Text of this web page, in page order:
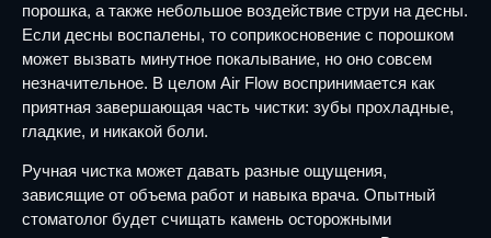
порошка, а также небольшое воздействие струи на десны.
Если десны воспалены, то соприкосновение с порошком
может вызвать минутное покалывание, но оно совсем
незначительное. В целом Air Flow воспринимается как
приятная завершающая часть чистки: зубы прохладные,
гладкие, и никакой боли.
Ручная чистка может давать разные ощущения,
зависящие от объема работ и навыка врача. Опытный
стоматолог будет счищать камень осторожными